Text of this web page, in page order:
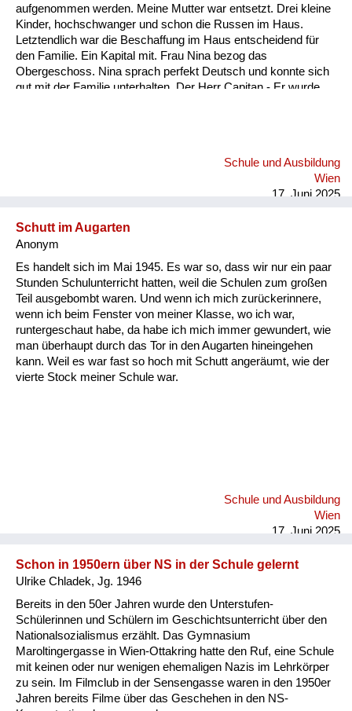
Versorgung
Heimkehrer
Fluchtgeschichten
Wiederaufbau und
aufgenommen werden. Meine Mutter war entsetzt. Drei kleine
Kinder, hochschwanger und schon die Russen im Haus.
Letztendlich war die Beschaffung im Haus entscheidend für
den Familie. Ein Kapital mit. Frau Nina bezog das
Obergeschoss. Nina sprach perfekt Deutsch und konnte sich
gut mit der Familie unterhalten. Der Herr Capitan - Er wurde
uns und wickelten ihre Kinder frisch und zogen wieder weiter.
Schule und Ausbildung
Wien
17. Juni 2025
Schutt im Augarten
Anonym
Es handelt sich im Mai 1945. Es war so, dass wir nur ein paar
Stunden Schulunterricht hatten, weil die Schulen zum großen
Teil ausgebombt waren. Und wenn ich mich zurückerinnere,
wenn ich beim Fenster von meiner Klasse, wo ich war,
runtergeschaut habe, da habe ich mich immer gewundert, wie
man überhaupt durch das Tor in den Augarten hineingehen
kann. Weil es war fast so hoch mit Schutt angeräumt, wie der
vierte Stock meiner Schule war.
Schule und Ausbildung
Wien
17. Juni 2025
Schon in 1950ern über NS in der Schule gelernt
Ulrike Chladek, Jg. 1946
Bereits in den 50er Jahren wurde den Unterstufen-
Schülerinnen und Schülern im Geschichtsunterricht über den
Nationalsozialismus erzählt. Das Gymnasium
Maroltingergasse in Wien-Ottakring hatte den Ruf, eine Schule
mit keinen oder nur wenigen ehemaligen Nazis im Lehrkörper
zu sein. Im Filmclub in der Sensengasse waren in den 1950er
Jahren bereits Filme über das Geschehen in den NS-